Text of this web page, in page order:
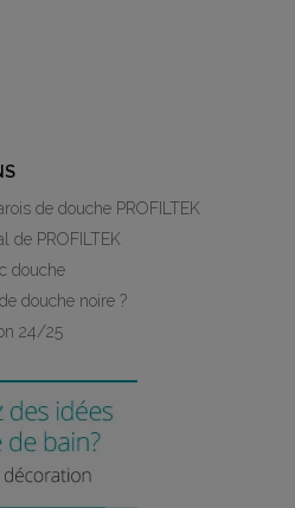
de douche PROFILTEK
de PROFILTEK
douche
douche noire ?
24/25